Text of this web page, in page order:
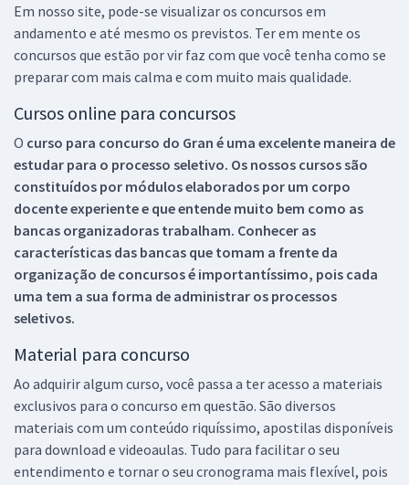
Em nosso site, pode-se visualizar os concursos em
andamento e até mesmo os previstos. Ter em mente os
concursos que estão por vir faz com que você tenha como se
preparar com mais calma e com muito mais qualidade.
Cursos online para concursos
O curso para concurso do Gran é uma excelente maneira de
estudar para o processo seletivo. Os nossos cursos são
constituídos por módulos elaborados por um corpo
docente experiente e que entende muito bem como as
bancas organizadoras trabalham. Conhecer as
características das bancas que tomam a frente da
organização de concursos é importantíssimo, pois cada
uma tem a sua forma de administrar os processos
seletivos.
Material para concurso
Ao adquirir algum curso, você passa a ter acesso a materiais
exclusivos para o concurso em questão. São diversos
materiais com um conteúdo riquíssimo, apostilas disponíveis
para download e videoaulas. Tudo para facilitar o seu
entendimento e tornar o seu cronograma mais flexível, pois